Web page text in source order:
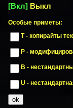
[Вкл] Выкл
Особые приметы:
T - копирайты
P -
B -
U -